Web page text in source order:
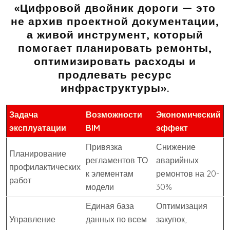
«Цифровой двойник дороги — это
не архив проектной документации,
а живой инструмент, который
помогает планировать ремонты,
оптимизировать расходы и
продлевать ресурс
инфраструктуры».
Задача
эксплуатации
Возможности
BIM
Экономический
эффект
Планирование
профилактических
работ
Привязка
регламентов ТО
к элементам
модели
Снижение
аварийных
ремонтов на 20-
30%
Управление
Единая база
данных по всем
Оптимизация
закупок,